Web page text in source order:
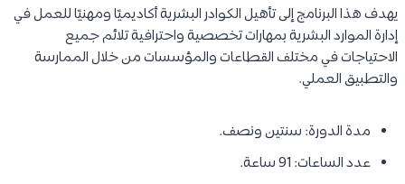
يهدف هذا البرنامج إلى تأهيل الكوادر البشرية أكاديميًا ومهنيًا للعمل في
إدارة الموارد البشرية بمهارات تخصصية واحترافية تلائم جميع
الاحتياجات في مختلف القطاعات والمؤسسات من خلال الممارسة
والتطبيق العملي.
مدة الدورة: سنتين ونصف.
عدد الساعات: 91 ساعة.